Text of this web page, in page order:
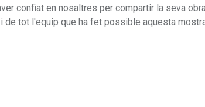
confiat en nosaltres per compartir la seva
tot l'equip que ha fet possible aquesta